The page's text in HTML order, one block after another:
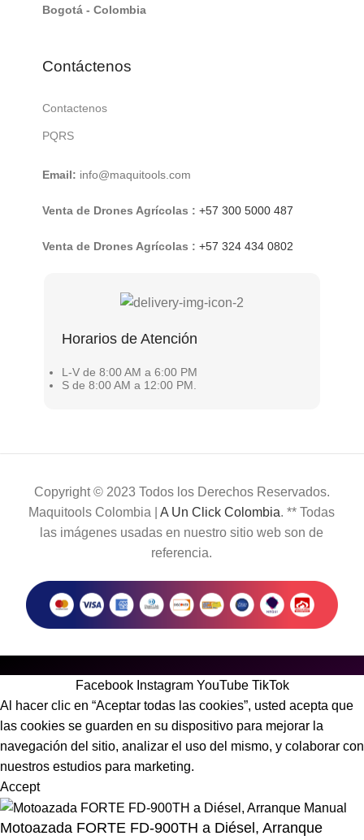
Bogotá - Colombia
Contáctenos
Contactenos
PQRS
Email: info@maquitools.com
Venta de Drones Agrícolas : +57 300 5000 487
Venta de Drones Agrícolas : +57 324 434 0802
Horarios de Atención
L-V de 8:00 AM a 6:00 PM
S de 8:00 AM a 12:00 PM.
Copyright © 2023 Todos los Derechos Reservados.
Maquitools Colombia |A Un Click Colombia. ** Todas
las imágenes usadas en nuestro sitio web son de
referencia.
Facebook Instagram YouTube TikTok
Al hacer clic en “Aceptar todas las cookies”, usted acepta que
las cookies se guarden en su dispositivo para mejorar la
navegación del sitio, analizar el uso del mismo, y colaborar con
nuestros estudios para marketing.
Accept
Motoazada FORTE FD-900TH a Diésel, Arranque